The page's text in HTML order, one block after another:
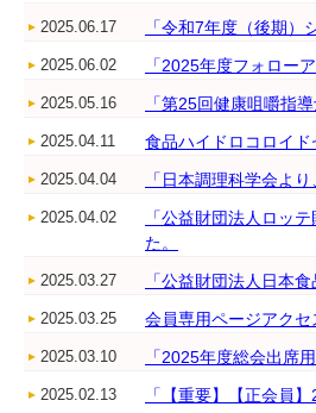
2025.06.17 「令和7年度（後期
2025.06.02 「2025年度フォロー
2025.05.16 「第25回健康咀嚼指
2025.04.11 食品ハイドロコロイ
2025.04.04 「日本調理科学会よ
2025.04.02
「公益財団法人ロッ
た。
2025.03.27 「公益財団法人日本
2025.03.25 会員専用ページアク
2025.03.10 「2025年度総会出席
2025.02.13
「【重要】【正会員